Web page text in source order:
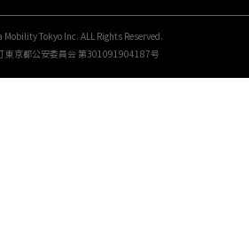
Mobility Tokyo Inc. ALL Rights Reserved.
東京都公安委員会 第301091904187号